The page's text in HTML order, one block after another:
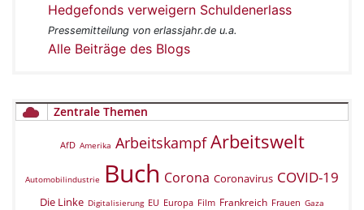
Hedgefonds verweigern Schuldenerlass
Pressemitteilung von erlassjahr.de u.a.
Alle Beiträge des Blogs
Zentrale Themen
AfD Amerika Arbeitskampf Arbeitswelt
Automobilindustrie Buch Corona Coronavirus COVID-19
Die Linke Digitalisierung EU Europa Film Frankreich Frauen Gaza